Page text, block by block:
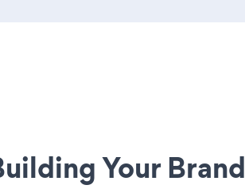
Your Brand